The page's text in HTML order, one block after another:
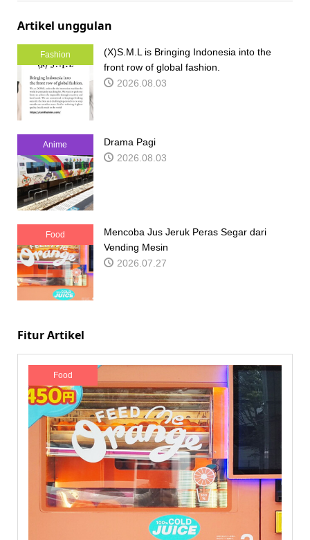
Artikel unggulan
Fashion
(X)S.M.L is Bringing Indonesia into the
front row of global fashion.
2026.08.03
Anime
Drama Pagi
2026.08.03
Food
Mencoba Jus Jeruk Peras Segar dari
Vending Mesin
2026.07.27
Fitur Artikel
Food